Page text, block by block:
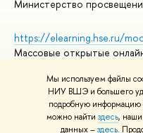
Мы используем файлы
НИУ ВШЭ и большего
подробную информацию
можно найти здесь, наши
данных –здесь.
Министерство
https://elearning.hse.ru/
Массовые открытые
© НИУ ВШЭ 1993–2026
Условия использования